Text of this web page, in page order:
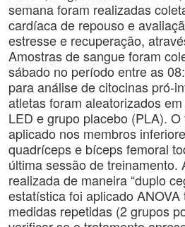
semana foram realizadas
cardíaca de repouso e
estresse e recuperação,
Amostras de sangue foram
sábado no período entre as
para análise de citocinas pró-
atletas foram aleatorizados
LED e grupo placebo (PLA).
aplicado nos membros
quadríceps e bíceps femoral
última sessão de treinamento.
realizada de maneira “duplo
estatística foi aplicado
medidas repetidas (2 grupos